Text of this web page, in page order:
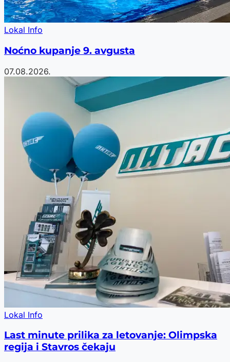
Lokal Info
Noćno kupanje 9. avgusta
07.08.2026.
Lokal Info
Last minute prilika za letovanje: Olimpska
regija i Stavros čekaju